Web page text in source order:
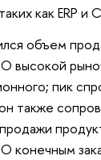
как ERP
объем
высокой
пик
также
конечным